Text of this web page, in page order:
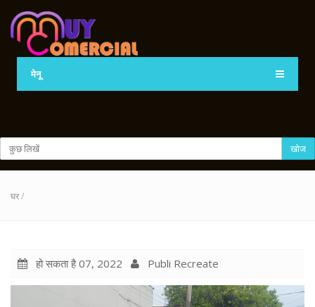
मेनू
खोज
घर/
हो सकता है 07, 2022 Publi Recreate